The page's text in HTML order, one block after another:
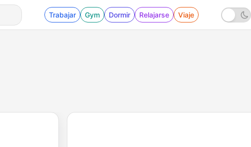
Trabajar Gym Dormir Relajarse Viaje